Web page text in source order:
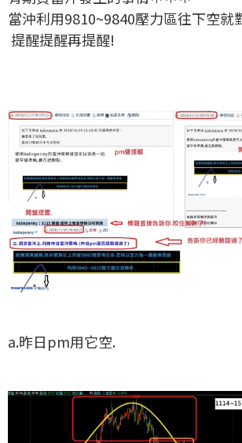
當沖利用9810~9840壓力區往下空就
提醒提醒再提醒!
a.昨日pm用它空.